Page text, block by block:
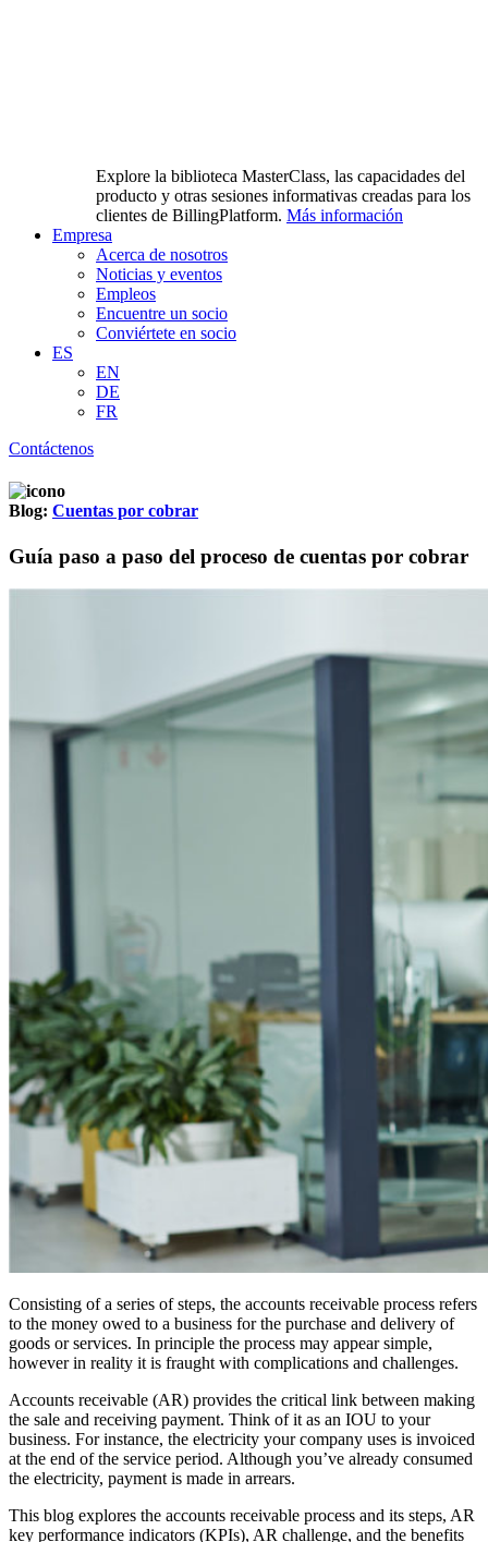
Explore la biblioteca MasterClass, las capacidades del
producto y otras sesiones informativas creadas para los
clientes de BillingPlatform. Más información
Empresa
Acerca de nosotros
Noticias y eventos
Empleos
Encuentre un socio
Conviértete en socio
ES
EN
DE
FR
Contáctenos
Blog: Cuentas por cobrar
Guía paso a paso del proceso de cuentas por cobrar
Consisting of a series of steps, the accounts receivable process refers
to the money owed to a business for the purchase and delivery of
goods or services. In principle the process may appear simple,
however in reality it is fraught with complications and challenges.
Accounts receivable (AR) provides the critical link between making
the sale and receiving payment. Think of it as an IOU to your
business. For instance, the electricity your company uses is invoiced
at the end of the service period. Although you’ve already consumed
the electricity, payment is made in arrears.
This blog explores the accounts receivable process and its steps, AR
key performance indicators (KPIs), AR challenge, and the benefits